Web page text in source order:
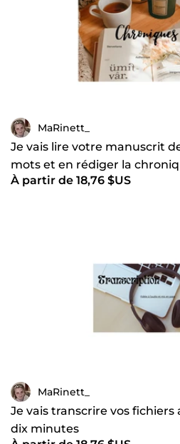
MaRinett_
Je vais lire votre manuscrit
mots et en rédiger la
À partir de 18,76 $US
MaRinett_
Je vais transcrire vos fichiers
dix minutes